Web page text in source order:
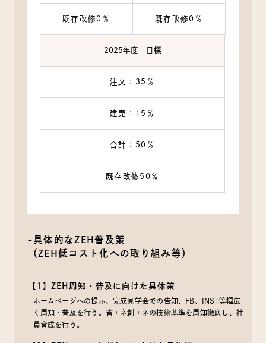
既存改修0％ 既存改修0％
2025年度 目標
注文：35％
建売：15％
合計：50％
既存改修50％
-具体的なZEH普及策
（ZEH低コスト化への取り組み等）
【1】ZEH周知・普及に向けた具体策
ホームページへの提示、完成見学会での告知、FB、INST等幅広
く周知・普及を行う。省エネ創エネの技術基準を周知徹底し、社
員育成を行う。